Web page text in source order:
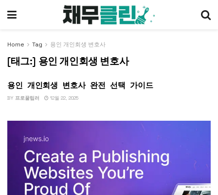
Home Tag 용인 개인회생 변호사
[태그:] 용인 개인회생 변호사
개인회생
용인 개인회생 변호사 완전 선택 가이드
BY 프로꿀팁러 12월 22, 2025